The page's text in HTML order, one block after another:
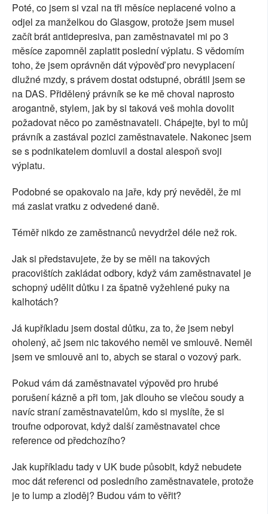
Poté, co jsem si vzal na tři měsíce neplacené volno a
odjel za manželkou do Glasgow, protože jsem musel
začít brát antidepresiva, pan zaměstnavatel mi po 3
měsíce zapomněl zaplatit poslední výplatu. S vědomím
toho, že jsem oprávněn dát výpověď pro nevyplacení
dlužné mzdy, s právem dostat odstupné, obrátil jsem se
na DAS. Přidělený právník se ke mě choval naprosto
arogantně, stylem, jak by si taková veš mohla dovolit
požadovat něco po zaměstnavateli. Chápejte, byl to můj
právník a zastával pozici zaměstnavatele. Nakonec jsem
se s podnikatelem domluvil a dostal alespoň svoji
výplatu.
Podobné se opakovalo na jaře, kdy prý nevěděl, že mi
má zaslat vratku z odvedené daně.
Téměř nikdo ze zaměstnanců nevydržel déle než rok.
Jak si představujete, že by se měli na takových
pracovištích zakládat odbory, když vám zaměstnavatel je
schopný udělit důtku i za špatně vyžehlené puky na
kalhotách?
Já kupříkladu jsem dostal důtku, za to, že jsem nebyl
oholený, ač jsem nic takového neměl ve smlouvě. Neměl
jsem ve smlouvě ani to, abych se staral o vozový park.
Pokud vám dá zaměstnavatel výpověd pro hrubé
porušení kázně a při tom, jak dlouho se vlečou soudy a
navíc straní zaměstnavatelům, kdo si myslíte, že si
troufne odporovat, když další zaměstnavatel chce
reference od předchozího?
Jak kupříkladu tady v UK bude působit, když nebudete
moc dát referenci od posledního zaměstnavatele, protože
je to lump a zloděj? Budou vám to věřit?